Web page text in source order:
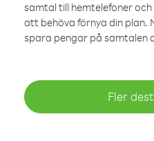
samtal till hemtelefoner
att behöva förnya din plan.
spara pengar på samtalen
Fler